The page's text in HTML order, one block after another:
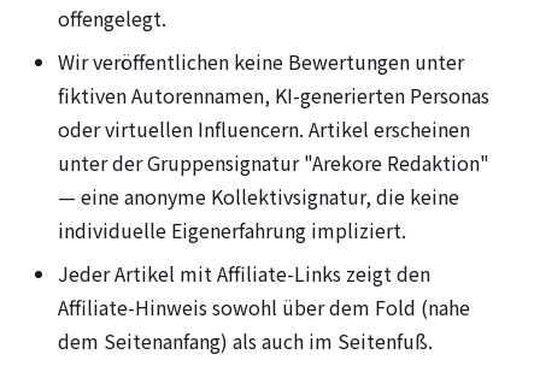
offengelegt.
Wir veröffentlichen keine Bewertungen unter
fiktiven Autorennamen, KI-generierten Personas
oder virtuellen Influencern. Artikel erscheinen
unter der Gruppensignatur "Arekore Redaktion"
— eine anonyme Kollektivsignatur, die keine
individuelle Eigenerfahrung impliziert.
Jeder Artikel mit Affiliate-Links zeigt den
Affiliate-Hinweis sowohl über dem Fold (nahe
dem Seitenanfang) als auch im Seitenfuß.